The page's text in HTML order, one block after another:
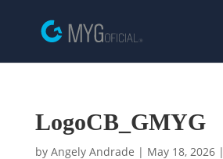
LogoCB_GMYG
by Angely Andrade | May 18, 2026|